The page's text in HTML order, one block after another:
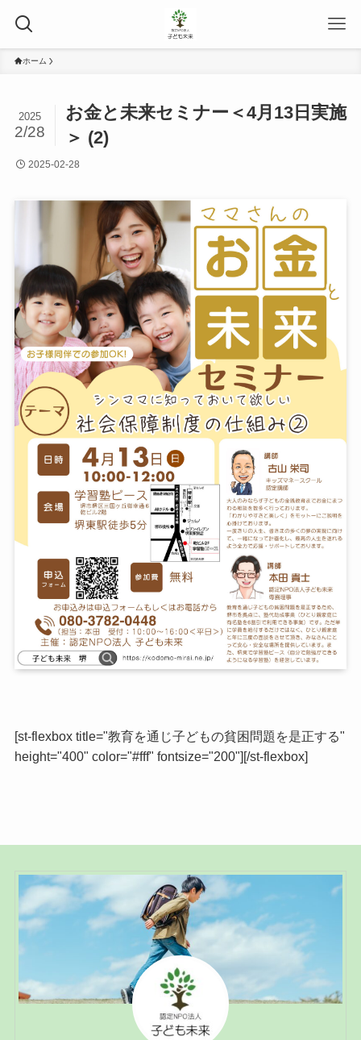
ホーム
お金と未来セミナー＜4月13日実施
＞ (2)
2025
2/28
2025-02-28
[st-flexbox title="教育を通じ子どもの貧困問題を是正する"
height="400" color="#fff" fontsize="200"][/st-flexbox]